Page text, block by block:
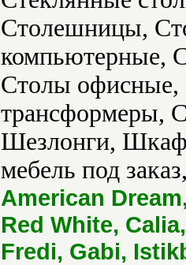
Столешницы,
компьютерные,
Столы
трансформеры,
Шезлонги,
мебель под
American
Red White,
Fredi, Gabi,